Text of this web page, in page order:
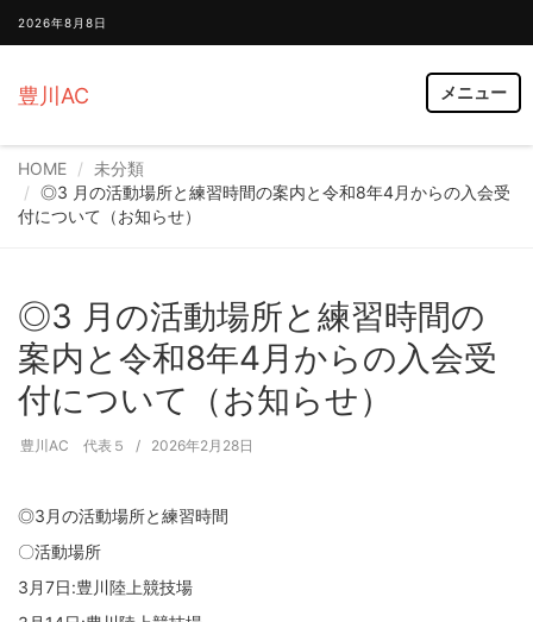
2026年8月8日
豊川AC メニュー
HOME
未分類
◎3 月の活動場所と練習時間の案内と令和8年4月からの入会受
付について（お知らせ）
◎3 月の活動場所と練習時間の
案内と令和8年4月からの入会受
付について（お知らせ）
豊川AC 代表５ 2026年2月28日
◎3月の活動場所と練習時間
〇活動場所
3月7日:豊川陸上競技場